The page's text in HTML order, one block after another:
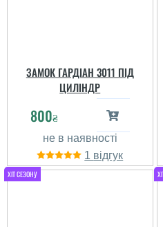
ЗАМОК ГАРДІАН 3011 ПІД
ЦИЛІНДР
800₴
1